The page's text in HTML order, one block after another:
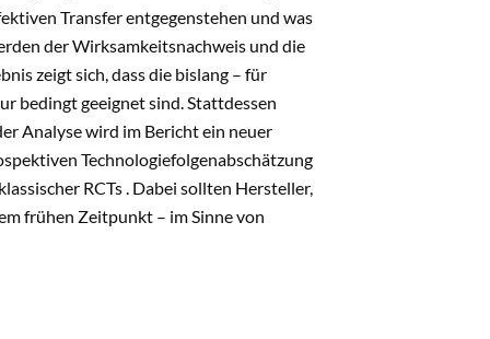
Transfer entgegenstehen und was
der Wirksamkeitsnachweis und die
zeigt sich, dass die bislang – für
bedingt geeignet sind. Stattdessen
Analyse wird im Bericht ein neuer
Technologiefolgenabschätzung
RCTs . Dabei sollten Hersteller,
frühen Zeitpunkt – im Sinne von